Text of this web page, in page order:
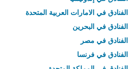
الفنادق في الامارات العربية المتحدة
الفنادق في البحرين
الفنادق في مصر
الفنادق في فرنسا